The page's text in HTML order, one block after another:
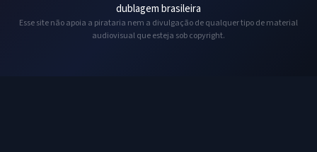
dublagem brasileira
Esse site não apoia a pirataria nem a divulgação de qualquer tipo de material
audiovisual que esteja sob copyright.